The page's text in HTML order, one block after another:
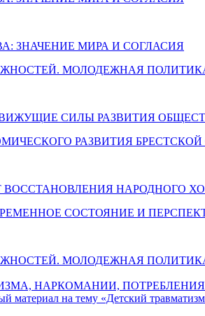
ЗНАЧЕНИЕ МИРА И СОГЛАСИЯ
МОЛОДЕЖНАЯ
СИЛЫ РАЗВИТИЯ
РАЗВИТИЯ БРЕСТСКОЙ
ВОССТАНОВЛЕНИЯ НАРОДНОГО
СОСТОЯНИЕ И
МОЛОДЕЖНАЯ
НАРКОМАНИИ,
материал на тему «Детский